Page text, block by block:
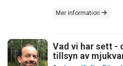
Mer information
Vad vi har sett -
tillsyn av